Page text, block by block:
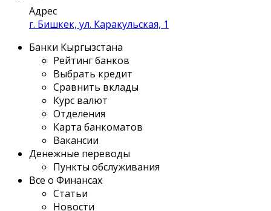
Адрес
г. Бишкек, ул. Каракульская, 1
Банки Кыргызстана
Рейтинг банков
Выбрать кредит
Сравнить вклады
Курс валют
Отделения
Карта банкоматов
Вакансии
Денежные переводы
Пункты обслуживания
Все о Финансах
Статьи
Новости